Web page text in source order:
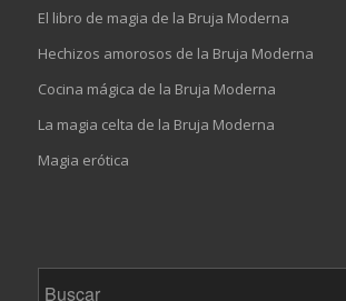
El libro de magia de la Bruja Moderna
Hechizos amorosos de la Bruja Moderna
Cocina mágica de la Bruja Moderna
La magia celta de la Bruja Moderna
Magia erótica